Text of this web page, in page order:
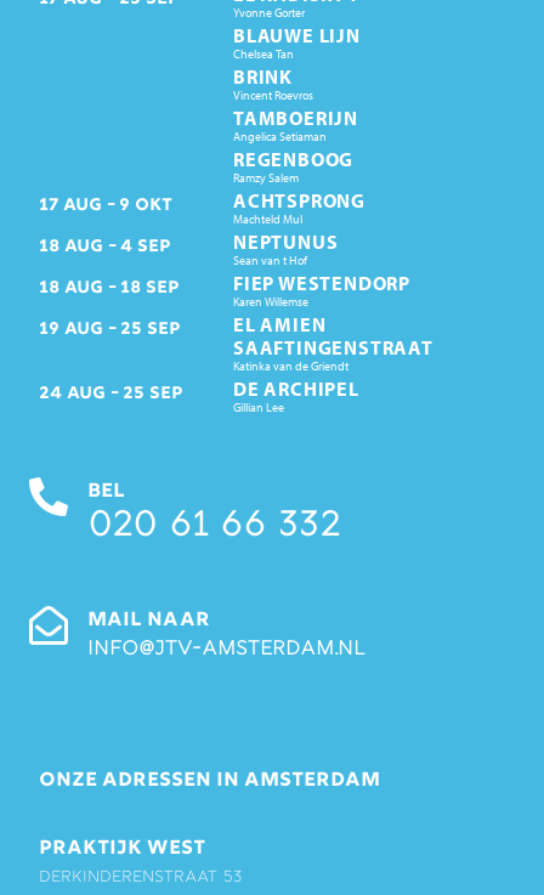
Yvonne Gorter
BLAUWE LIJN
Chelsea Tan
BRINK
Vincent Roevros
TAMBOERIJN
Angelica Setiaman
REGENBOOG
Ramzy Salem
17 AUG 9 OKT ACHTSPRONG
Machteld Mul
18 AUG 4 SEP NEPTUNUS
Sean van t Hof
18 AUG 18 SEP FIEP WESTENDORP
Karen Willemse
19 AUG 25 SEP
EL AMIEN
SAAFTINGENSTRAAT
Katinka van de Griendt
24 AUG 25 SEP DE ARCHIPEL
Gillian Lee
BEL
020 61 66 332
MAIL NAAR
info@jtv-amsterdam.nl
ONZE ADRESSEN IN AMSTERDAM
PRAKTIJK WEST
Derkinderenstraat 53